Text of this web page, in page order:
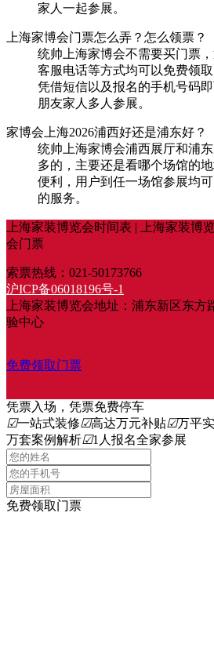
家人一起参展。
上海家博会门票怎么弄？怎么领票？
统帅上海家博会不需要买门票
客服电话等方式均可以免费领
凭借短信以及报名的手机号码
朋友家人多人参展。
家博会上海2026浦西好还是浦东好？
统帅上海家博会浦西展厅和浦
多的，主要还是看哪个场馆的
便利，用户到任一场馆参展均
的服务。
上海家装博览会时间表 | 上海家装博
会门票
索票热线：021-50173766
沪ICP备06018196号-1
上海家装博览会地址：浦东新区东方
验中心
免费领取门票
凭票入场，凭票免费停车
☑一站式装修☑高达万元补贴☑万平
万套案例解析☑1人报名全家参展
免费领取门票